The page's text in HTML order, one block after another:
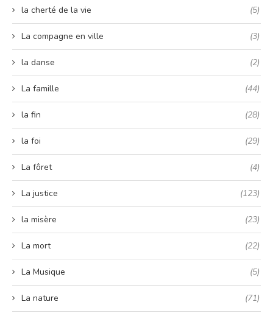
la cherté de la vie (5)
La compagne en ville (3)
la danse (2)
La famille (44)
la fin (28)
la foi (29)
La fôret (4)
La justice (123)
la misère (23)
La mort (22)
La Musique (5)
La nature (71)